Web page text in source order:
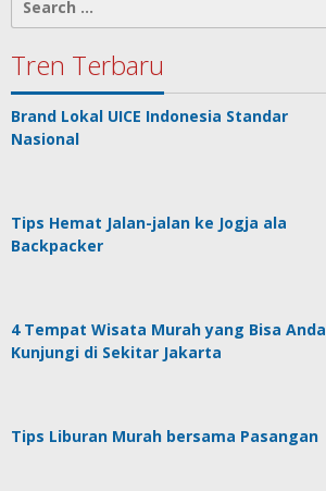
for:
Tren Terbaru
Brand Lokal UICE Indonesia Standar
Nasional
Tips Hemat Jalan-jalan ke Jogja ala
Backpacker
4 Tempat Wisata Murah yang Bisa Anda
Kunjungi di Sekitar Jakarta
Tips Liburan Murah bersama Pasangan